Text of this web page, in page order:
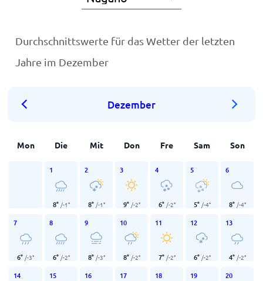
Durchschnittswerte für das Wetter der letzten
Jahre im Dezember
Dezember
Mon Die Mit Don Fre Sam Son
1
8° /-1°
2
8° /-1°
3
9° /-2°
4
6° /-2°
5
5° /-4°
6
8° /-4°
7
6° /-3°
8
6° /-2°
9
8° /-3°
10
8° /-2°
11
7° /-2°
12
6° /-2°
13
4° /-2°
14 15 16 17 18 19 20